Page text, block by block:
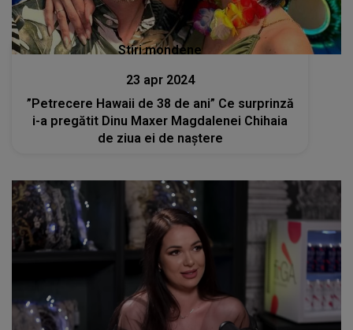
Stiri mondene
23 apr 2024
”Petrecere Hawaii de 38 de ani” Ce surprinză
i-a pregătit Dinu Maxer Magdalenei Chihaia
de ziua ei de naștere